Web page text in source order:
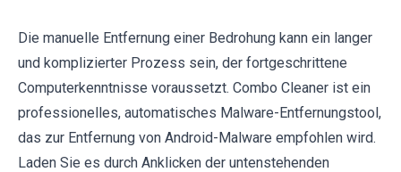
Die manuelle Entfernung einer Bedrohung kann ein langer
und komplizierter Prozess sein, der fortgeschrittene
Computerkenntnisse voraussetzt. Combo Cleaner ist ein
professionelles, automatisches Malware-Entfernungstool,
das zur Entfernung von Android-Malware empfohlen wird.
Laden Sie es durch Anklicken der untenstehenden